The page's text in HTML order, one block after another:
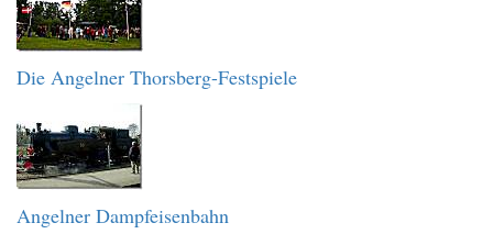
Die Angelner Thorsberg-Festspiele
Angelner Dampfeisenbahn